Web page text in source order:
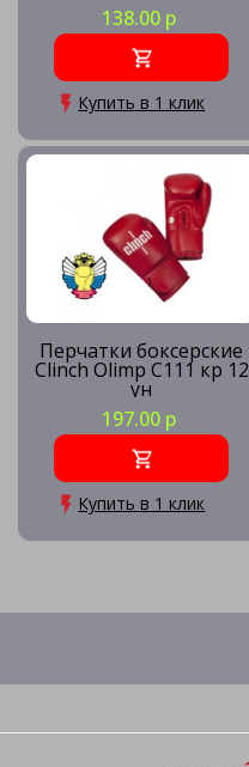
138.00 р
Купить в 1 клик
Перчатки боксерские
Clinch Olimp C111 кр 12
ун
197.00 р
Купить в 1 клик